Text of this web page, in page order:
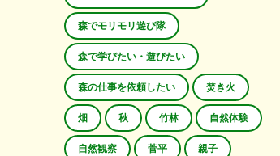
森でモリモリ遊び隊
森で学びたい・遊びたい
森の仕事を依頼したい 焚き火
畑 秋 竹林 自然体験
自然観察 菅平 親子